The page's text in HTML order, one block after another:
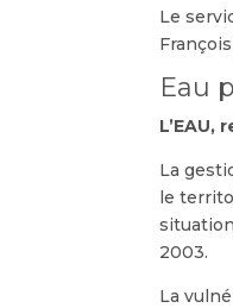
Le
Eau
La
le
2003.
La